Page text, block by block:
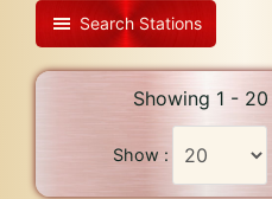
Search Stations
Showing 1 -
Show :